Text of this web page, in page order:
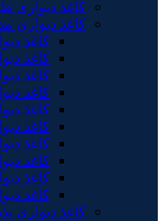
کاغذ دیواری
کاغذ دیواری
کاغذ
کاغذ
کاغذ
کاغذ
کاغذ
کاغذ
کاغذ
کاغذ
کاغذ
کاغذ
کاغذ دیواری